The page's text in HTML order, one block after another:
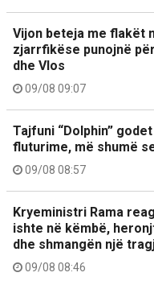
Vijon beteja me flakët
zjarrfikëse punojnë
dhe Vlos
09/08 09:07
Tajfuni “Dolphin”
fluturime, më shumë
09/08 08:57
Kryeministri Rama
ishte në këmbë,
dhe shmangën një
09/08 08:46